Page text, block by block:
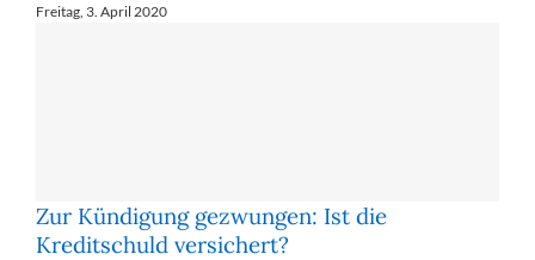
Freitag, 3. April 2020
Zur Kündigung gezwungen: Ist die
Kreditschuld versichert?